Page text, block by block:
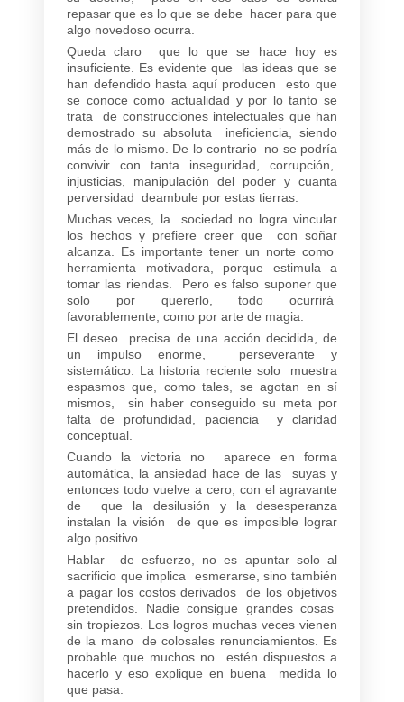
repasar que es lo que se debe hacer para que
algo novedoso ocurra.
Queda claro que lo que se hace hoy es
insuficiente. Es evidente que las ideas que se
han defendido hasta aquí producen esto que
se conoce como actualidad y por lo tanto se
trata de construcciones intelectuales que han
demostrado su absoluta ineficiencia, siendo
más de lo mismo. De lo contrario no se podría
convivir con tanta inseguridad, corrupción,
injusticias, manipulación del poder y cuanta
perversidad deambule por estas tierras.
Muchas veces, la sociedad no logra vincular
los hechos y prefiere creer que con soñar
alcanza. Es importante tener un norte como
herramienta motivadora, porque estimula a
tomar las riendas. Pero es falso suponer que
solo por quererlo, todo ocurrirá
favorablemente, como por arte de magia.
El deseo precisa de una acción decidida, de
un impulso enorme, perseverante y
sistemático. La historia reciente solo muestra
espasmos que, como tales, se agotan en sí
mismos, sin haber conseguido su meta por
falta de profundidad, paciencia y claridad
conceptual.
Cuando la victoria no aparece en forma
automática, la ansiedad hace de las suyas y
entonces todo vuelve a cero, con el agravante
de que la desilusión y la desesperanza
instalan la visión de que es imposible lograr
algo positivo.
Hablar de esfuerzo, no es apuntar solo al
sacrificio que implica esmerarse, sino también
a pagar los costos derivados de los objetivos
pretendidos. Nadie consigue grandes cosas
sin tropiezos. Los logros muchas veces vienen
de la mano de colosales renunciamientos. Es
probable que muchos no estén dispuestos a
hacerlo y eso explique en buena medida lo
que pasa.